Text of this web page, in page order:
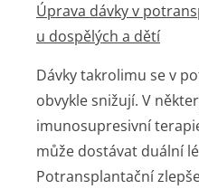
Úprava dávky v
u dospělých a dětí
Dávky takrolimu se v
obvykle snižují. V
imunosupresivní
může dostávat duální
Potransplantační